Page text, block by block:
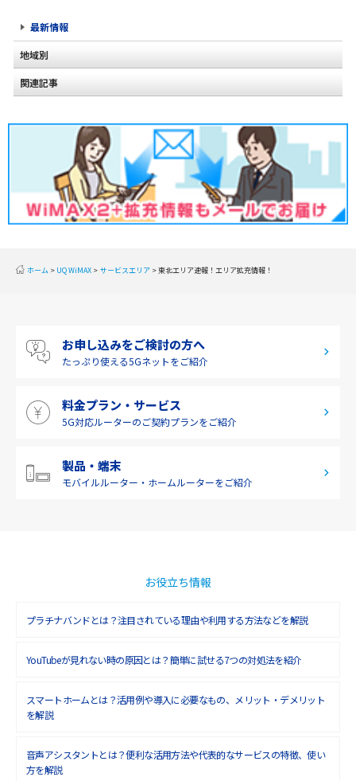
最新情報
地域別
北海道
甲信越
北陸
九州・沖縄
関連記事
ホーム UQ WiMAX サービスエリア 東北エリア速報！エリア拡充情報！
お申し込みをご検討の方へ
たっぷり使える5Gネットをご紹介
料金プラン・サービス
5G対応ルーターのご契約プランをご紹介
製品・端末
モバイルルーター・ ホームルーターをご紹介
お役立ち情報
プラチナバンドとは？注目されている理由や利用する方法などを解説
YouTubeが見れない時の原因とは？簡単に試せる7つの対処法を紹介
スマートホームとは？活用例や導入に必要なもの、メリット・デメリット
を解説
音声アシスタントとは？便利な活用方法や代表的なサービスの特徴、使い
方を解説